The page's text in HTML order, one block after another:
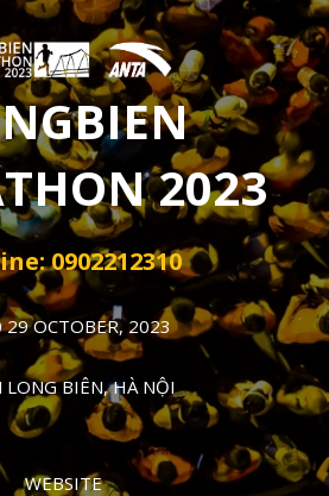
2023
0902212310
29 OCTOBER, 2023
LONG BIÊN, HÀ NỘI
WEBSITE